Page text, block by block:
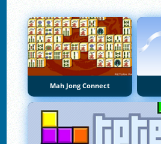
Mah Jong Connect